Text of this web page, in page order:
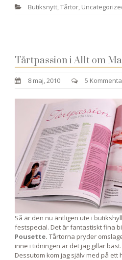
Butiksnytt,Tårtor,
Tårtpassion i Allt om
8 maj, 2010 5
Så är den nu äntligen ute i
festspecial. Det är fantastiskt fina
Pousette. Tårtorna pryder
inne i tidningen är det jag gillar
Dessutom kom jag själv med på ett